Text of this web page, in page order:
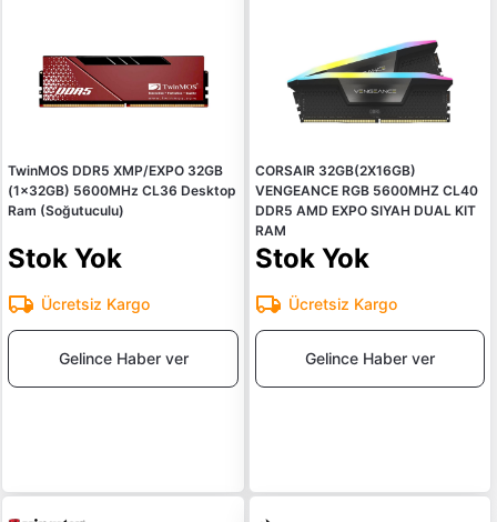
TwinMOS DDR5 XMP/EXPO 32GB
(1x32GB) 5600MHz CL36 Desktop
Ram (Soğutuculu)
Stok Yok
Ücretsiz Kargo
Gelince Haber ver
CORSAIR 32GB(2X16GB)
VENGEANCE RGB 5600MHZ CL40
DDR5 AMD EXPO SIYAH DUAL KIT
RAM
Stok Yok
Ücretsiz Kargo
Gelince Haber ver